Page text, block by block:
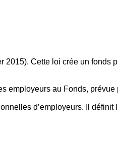
2015). Cette loi crée un fonds
employeurs au Fonds, prévue
d’employeurs. Il définit